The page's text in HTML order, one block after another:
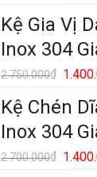
là:
Kệ Gia Vị
Inox 304
2.750.000₫ Giá
là:
Kệ Chén
Inox 304
2.700.000₫ Giá